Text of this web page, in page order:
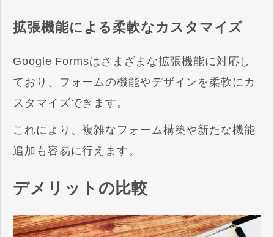
拡張機能による柔軟なカスタマイズ
Google Formsはさまざまな拡張機能に対応し
ており、フォームの機能やデザインを柔軟にカ
スタマイズできます。
これにより、複雑なフォーム構築や新たな機能
追加も容易に行えます。
デメリットの比較